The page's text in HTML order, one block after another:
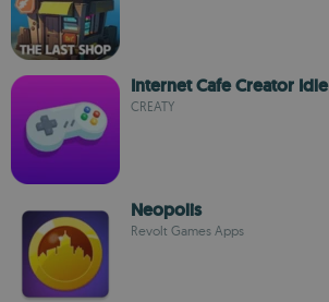
Internet Cafe Creator Idle
CREATY
Neopolis
Revolt Games Apps